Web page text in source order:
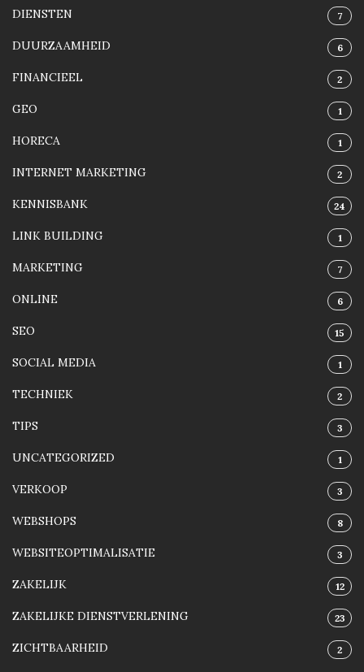
DIENSTEN 7
DUURZAAMHEID 6
FINANCIEEL 2
GEO 1
HORECA 1
INTERNET MARKETING 2
KENNISBANK 24
LINK BUILDING 1
MARKETING 7
ONLINE 6
SEO 15
SOCIAL MEDIA 1
TECHNIEK 2
TIPS 3
UNCATEGORIZED 1
VERKOOP 3
WEBSHOPS 8
WEBSITEOPTIMALISATIE 3
ZAKELIJK 12
ZAKELIJKE DIENSTVERLENING 23
ZICHTBAARHEID 2